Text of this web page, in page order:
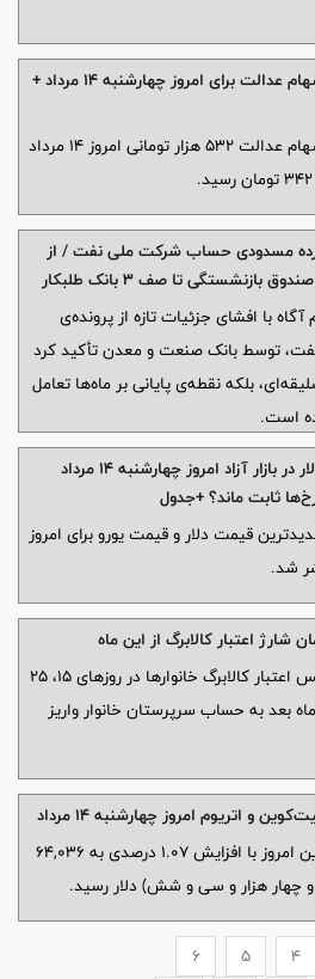
ارزش سهام عدالت برای امروز چهارشنبه ۱۴ مرداد +
ارزش سهام عدالت ۵۳۲ هزار تومانی امروز ۱۴ مرداد
مسدودی حساب شرکت ملی نفت / از
بازنشستگی تا صف ۳ بانک طلبکار
با افشای جزئیات تازه از پرونده‌ی
توسط بانک صنعت و معدن تأکید کرد
بلکه نقطه‌ی پایانی بر ماه‌ها تعامل
است.
قیمت دلار در بازار آزاد امروز چهارشنبه ۱۴ مرداد
قیمت دلار و قیمت یورو برای امروز
شارژ اعتبار کالابرگ از این ماه
از این پس اعتبار کالابرگ خانوارها در روزهای ۱۵، ۲۵
بعد به حساب سرپرستان خانوار واریز
و اتریوم امروز چهارشنبه ۱۴ مرداد
بیت کوین امروز با افزایش 1.07 درصدی به 64,036
هزار و سی و شش) دلار رسید.
4
5
6